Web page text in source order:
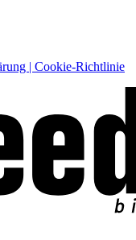
| Cookie-Richtlinie